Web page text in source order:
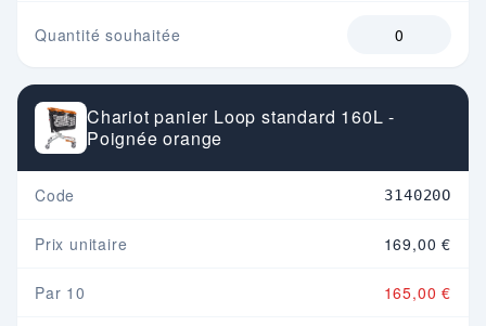
Quantité souhaitée
Chariot panier Loop standard 160L -
Poignée orange
Code 314020O
Prix unitaire 169,00 €
Par 10 165,00 €